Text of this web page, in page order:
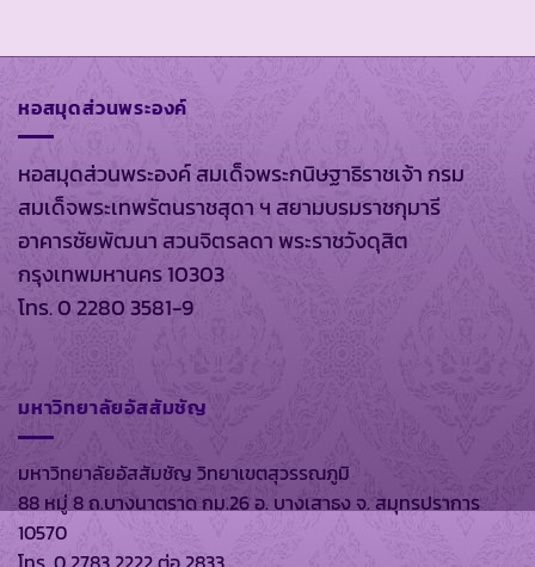
หอสมุดส่วนพระองค์
หอสมุดส่วนพระองค์ สมเด็จพระกนิษฐาธิราชเจ้า กรม
สมเด็จพระเทพรัตนราชสุดา ฯ สยามบรมราชกุมารี
อาคารชัยพัฒนา สวนจิตรลดา พระราชวังดุสิต
กรุงเทพมหานคร 10303
โทร. 0 2280 3581-9
มหาวิทยาลัยอัสสัมชัญ
มหาวิทยาลัยอัสสัมชัญ วิทยาเขตสุวรรณภูมิ
88 หมู่ 8 ถ.บางนาตราด กม.26 อ. บางเสาธง จ. สมุทรปราการ
10570